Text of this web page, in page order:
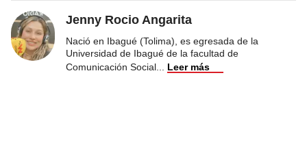
Jenny Rocio Angarita
Nació en Ibagué (Tolima), es egresada de la
Universidad de Ibagué de la facultad de
Comunicación Social
Leer más